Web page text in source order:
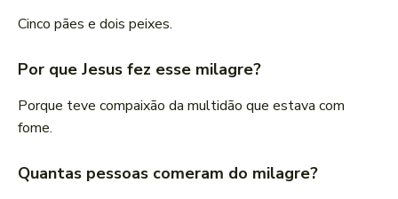
Cinco pães e dois peixes.
Por que Jesus fez esse milagre?
Porque teve compaixão da multidão que estava com
fome.
Quantas pessoas comeram do milagre?